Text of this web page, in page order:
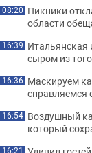
08:20 Пикники
области
16:39 Итальянская
сыром из
16:36 Маскируем
справляемся
16:54 Воздушный
который
16:21